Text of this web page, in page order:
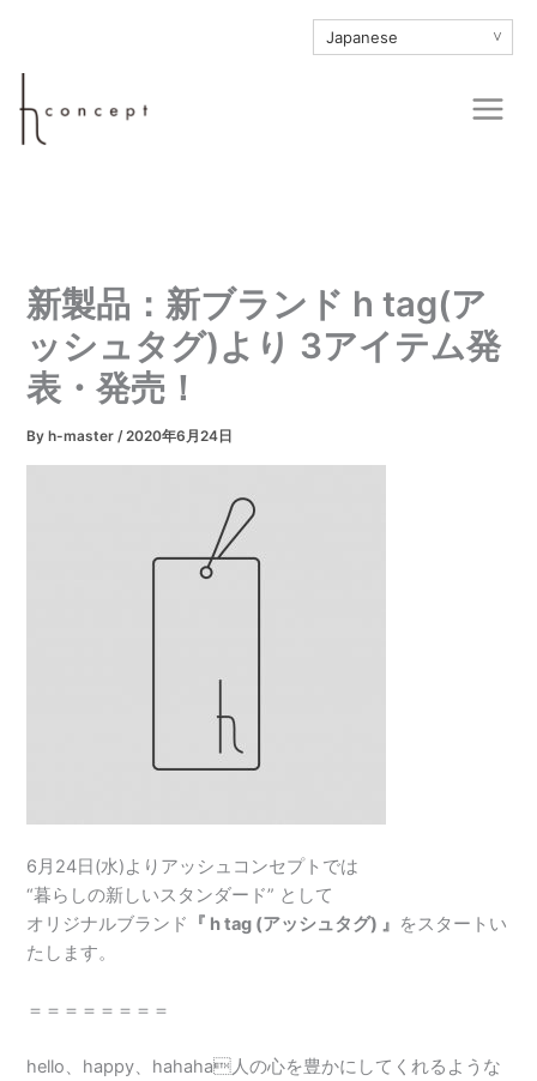
∨
新製品：新ブランド h tag(ア
ッシュタグ)より 3アイテム発
表・発売！
By h-master/2020年6月24日
6月24日(水)よりアッシュコンセプトでは
“暮らしの新しいスタンダード” として
オリジナルブランド
『 h tag (アッシュタグ) 』 をスタートい
たします。
＝＝＝＝＝＝＝＝
hello、happy、hahaha人の心を豊かにしてくれるような